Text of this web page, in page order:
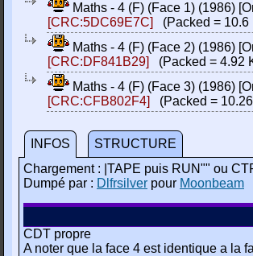
Maths - 4 (F) (Face 1) (1986)
[CRC:5DC69E7C]
(Packed = 10.6
Maths - 4 (F) (Face 2) (1986)
[CRC:DF841B29]
(Packed = 4.92
Maths - 4 (F) (Face 3) (1986)
[CRC:CFB802F4]
(Packed =
INFOS
STRUCTURE
Chargement : |TAPE puis RUN"" ou
Dumpé par : Dlfrsilver pour Moonbeam
CDT propre
A noter que la face 4 est identique a la